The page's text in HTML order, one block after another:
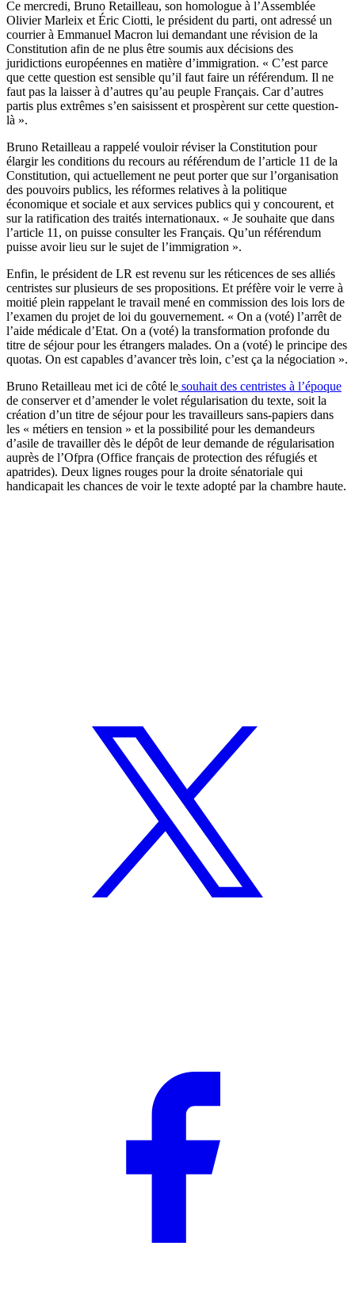
Ce mercredi, Bruno Retailleau, son homologue à l’Assemblée
Olivier Marleix et Éric Ciotti, le président du parti, ont adressé un
courrier à Emmanuel Macron lui demandant une révision de la
Constitution afin de ne plus être soumis aux décisions des
juridictions européennes en matière d’immigration. « C’est parce
que cette question est sensible qu’il faut faire un référendum. Il ne
faut pas la laisser à d’autres qu’au peuple Français. Car d’autres
partis plus extrêmes s’en saisissent et prospèrent sur cette question-
là ».
Bruno Retailleau a rappelé vouloir réviser la Constitution pour
élargir les conditions du recours au référendum de l’article 11 de la
Constitution, qui actuellement ne peut porter que sur l’organisation
des pouvoirs publics, les réformes relatives à la politique
économique et sociale et aux services publics qui y concourent, et
sur la ratification des traités internationaux. « Je souhaite que dans
l’article 11, on puisse consulter les Français. Qu’un référendum
puisse avoir lieu sur le sujet de l’immigration ».
Enfin, le président de LR est revenu sur les réticences de ses alliés
centristes sur plusieurs de ses propositions. Et préfère voir le verre à
moitié plein rappelant le travail mené en commission des lois lors de
l’examen du projet de loi du gouvernement. « On a (voté) l’arrêt de
l’aide médicale d’Etat. On a (voté) la transformation profonde du
titre de séjour pour les étrangers malades. On a (voté) le principe des
quotas. On est capables d’avancer très loin, c’est ça la négociation ».
Bruno Retailleau met ici de côté le souhait des centristes à l’époque
de conserver et d’amender le volet régularisation du texte, soit la
création d’un titre de séjour pour les travailleurs sans-papiers dans
les « métiers en tension » et la possibilité pour les demandeurs
d’asile de travailler dès le dépôt de leur demande de régularisation
auprès de l’Ofpra (Office français de protection des réfugiés et
apatrides). Deux lignes rouges pour la droite sénatoriale qui
handicapait les chances de voir le texte adopté par la chambre haute.